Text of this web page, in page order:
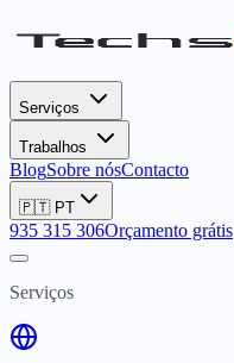
Serviços
Trabalhos
BlogSobre nósContacto
🇵🇹 PT
935 315 306Orçamento grátis
Serviços